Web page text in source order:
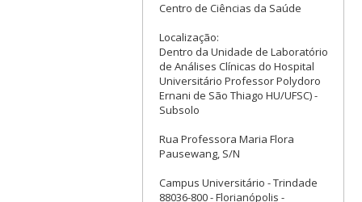
Centro de Ciências da Saúde
Localização:
Dentro da Unidade de Laboratório
de Análises Clínicas do Hospital
Universitário Professor Polydoro
Ernani de São Thiago HU/UFSC) -
Subsolo
Rua Professora Maria Flora
Pausewang, S/N
Campus Universitário - Trindade
88036-800 - Florianópolis -